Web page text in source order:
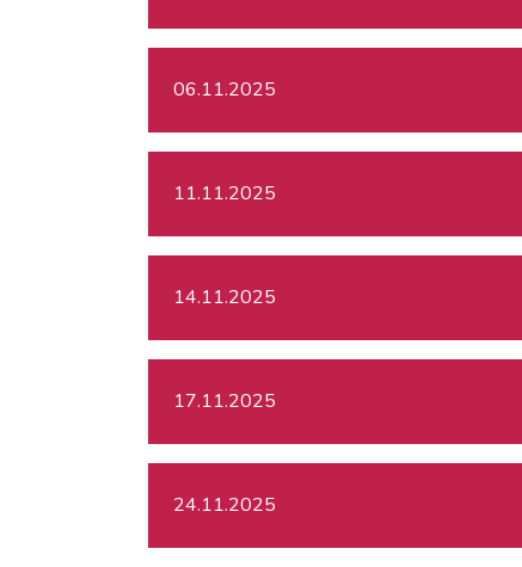
06.11.2025
11.11.2025
14.11.2025
17.11.2025
24.11.2025